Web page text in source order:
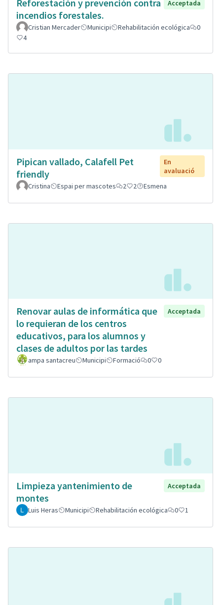
Reforestación y prevención contra
incendios forestales.
Acceptada
Cristian Mercader Municipi Rehabilitación ecológica
0
4
Pipican vallado, Calafell Pet
friendly
En
avaluació
Cristina
Espai per mascotes 2 2 Esmena
Renovar aulas de informática que
lo requieran de los centros
educativos, para los alumnos y
clases de adultos por las tardes
Acceptada
ampa santacreu Municipi Formació 0 0
Limpieza yantenimiento de
montes
Acceptada
Luis Heras Municipi Rehabilitación ecológica 0 1